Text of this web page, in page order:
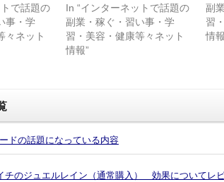
で話題の
事・学
々ネット
In “インターネットで話題の
副業・稼ぐ・習い事・学
習・美容・健康等々ネット
情報”
副
習
情
ドの話題になっている内容
チのジュエルレイン（通常購入） 効果についてレ